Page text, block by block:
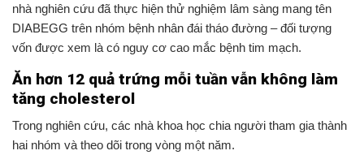
nhà nghiên cứu đã thực hiện thử nghiệm lâm sàng mang tên
DIABEGG trên nhóm bệnh nhân đái tháo đường – đối tượng
vốn được xem là có nguy cơ cao mắc bệnh tim mạch.
Ăn hơn 12 quả trứng mỗi tuần vẫn không làm
tăng cholesterol
Trong nghiên cứu, các nhà khoa học chia người tham gia thành
hai nhóm và theo dõi trong vòng một năm.